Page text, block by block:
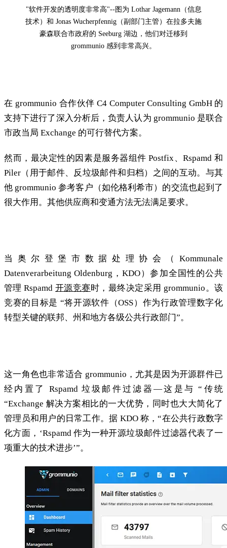
"软件开发的透明度非常高"--图为 Lothar Jagemann（信息
技术）和 Jonas Wucherpfennig（副部门主管）在拉多夫施
豪森联合市政府的 Seeburg 湖边，他们对迁移到
grommunio 感到非常高兴。
在 grommunio 合作伙伴 C4 Computer Consulting GmbH 的
支持下进行了深入分析后，负责人认为 grommunio 是联合
市政当局 Exchange 的可行替代方案。
然而，最决定性的因素是服务器组件 Postfix、Rspamd 和
Piler（用于邮件、反垃圾邮件和归档）之间的互动。与其
他 grommunio 参考客户（如伦格利希市）的交流也起到了
很大作用。其他供应商和变通方法无法满足要求。
当奥尔登堡市数据处理协会（Kommunale
Datenverarbeitung Oldenburg，KDO）参加全国性的公共
管理 Rspamd 开源竞赛时，最终决定采用 grommunio。该
竞赛的目标是 “将开源软件（OSS）作为行政管理数字化
转型关键的联邦、州和地方各级公共行政部门”。
这一角色也非常适合 grommunio，尤其是因为开源群件已
经内置了 Rspamd 垃圾邮件过滤器—这是与 “传统
“Exchange 解决方案相比的一大优势，同时也大大简化了
管理员和用户的日常工作。据 KDO 称，“在公共行政数字
化方面，‘Rspamd 作为一种开源垃圾邮件过滤器代表了一
项重大的技术进步’”。